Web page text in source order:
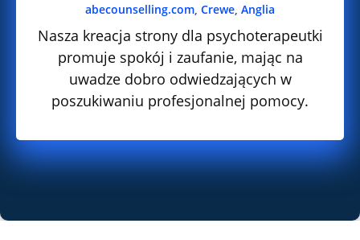
abecounselling.com, Crewe, Anglia
Nasza kreacja strony dla psychoterapeutki
promuje spokój i zaufanie, mając na
uwadze dobro odwiedzających w
poszukiwaniu profesjonalnej pomocy.